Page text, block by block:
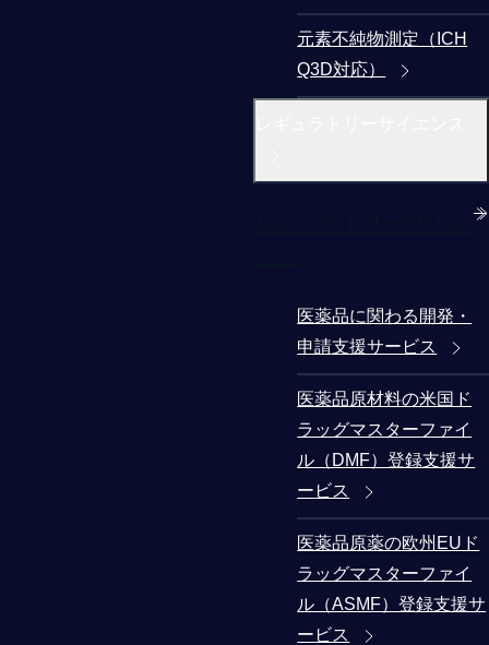
元素不純物測定（ICH
Q3D対応）
医薬品に関わる開発・
申請支援サービス
医薬品原材料の米国ド
ラッグマスターファイ
ル（DMF）登録支援サ
ービス
医薬品原薬の欧州EUド
ラッグマスターファイ
ル（ASMF）登録支援サ
ービス